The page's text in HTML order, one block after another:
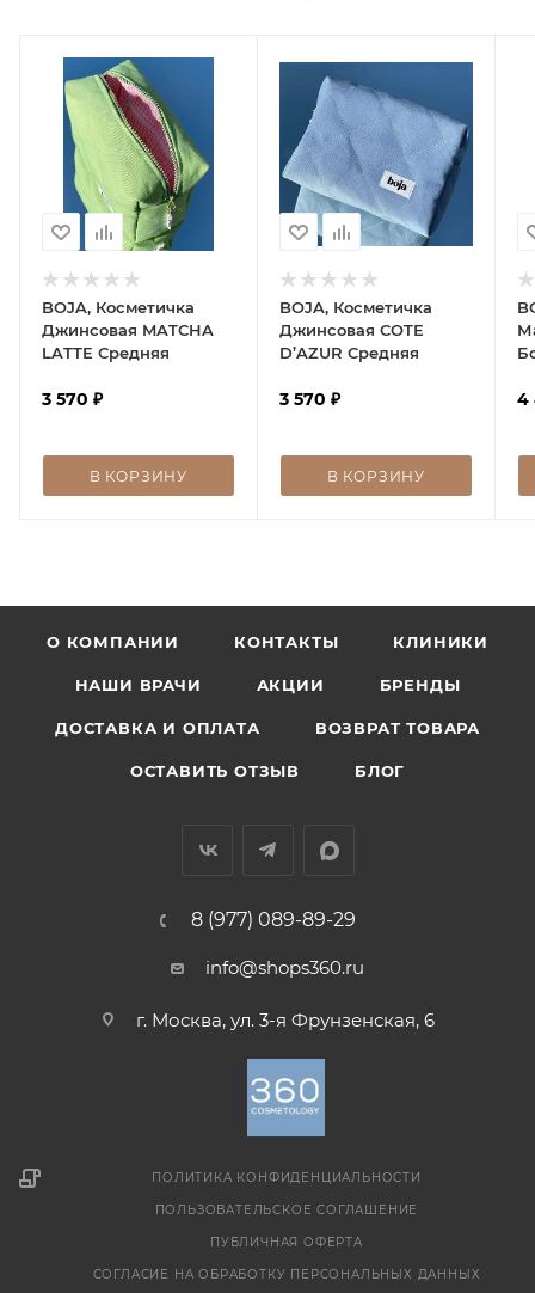
BOJA, Косметичка
Джинсовая MATCHA
LATTE Средняя
3 570 ₽
В КОРЗИНУ
BOJA, Косметичка
Джинсовая COTE
D’AZUR Средняя
3 570 ₽
В КОРЗИНУ
4
О КОМПАНИИ КОНТАКТЫ КЛИНИКИ
НАШИ ВРАЧИ АКЦИИ БРЕНДЫ
ДОСТАВКА И ОПЛАТА ВОЗВРАТ ТОВАРА
ОСТАВИТЬ ОТЗЫВ БЛОГ
8 (977) 089-89-29
info@shops360.ru
г. Москва, ул. 3-я Фрунзенская, 6
ПОЛИТИКА КОНФИДЕНЦИАЛЬНОСТИ
ПОЛЬЗОВАТЕЛЬСКОЕ СОГЛАШЕНИЕ
ПУБЛИЧНАЯ ОФЕРТА
СОГЛАСИЕ НА ОБРАБОТКУ ПЕРСОНАЛЬНЫХ ДАННЫХ